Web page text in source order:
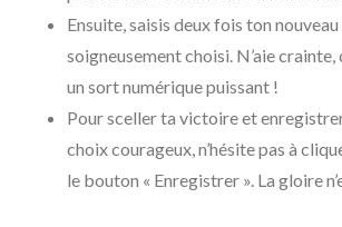
Ensuite, saisis deux fois ton
soigneusement choisi. N’aie crainte,
un sort numérique puissant !
Pour sceller ta victoire et
choix courageux, n’hésite pas à
le bouton « Enregistrer ». La gloire